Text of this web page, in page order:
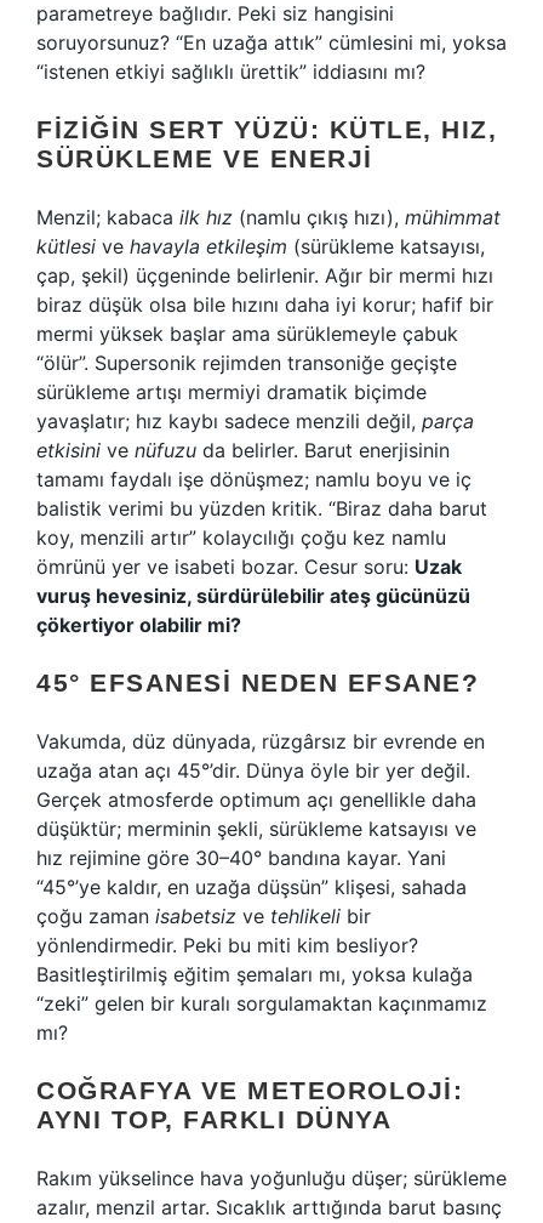
parametreye bağlıdır. Peki siz hangisini
soruyorsunuz? “En uzağa attık” cümlesini mi, yoksa
“istenen etkiyi sağlıklı ürettik” iddiasını mı?
FIZIĞIN SERT YÜZÜ: KÜTLE, HIZ,
SÜRÜKLEME VE ENERJI
Menzil; kabaca ilk hız (namlu çıkış hızı), mühimmat
kütlesi ve havayla etkileşim (sürükleme katsayısı,
çap, şekil) üçgeninde belirlenir. Ağır bir mermi hızı
biraz düşük olsa bile hızını daha iyi korur; hafif bir
mermi yüksek başlar ama sürüklemeyle çabuk
“ölür”. Supersonik rejimden transoniğe geçişte
sürükleme artışı mermiyi dramatik biçimde
yavaşlatır; hız kaybı sadece menzili değil, parça
etkisini ve nüfuzu da belirler. Barut enerjisinin
tamamı faydalı işe dönüşmez; namlu boyu ve iç
balistik verimi bu yüzden kritik. “Biraz daha barut
koy, menzili artır” kolaycılığı çoğu kez namlu
ömrünü yer ve isabeti bozar. Cesur soru: Uzak
vuruş hevesiniz, sürdürülebilir ateş gücünüzü
çökertiyor olabilir mi?
45° EFSANESI NEDEN EFSANE?
Vakumda, düz dünyada, rüzgârsız bir evrende en
uzağa atan açı 45°’dir. Dünya öyle bir yer değil.
Gerçek atmosferde optimum açı genellikle daha
düşüktür; merminin şekli, sürükleme katsayısı ve
hız rejimine göre 30–40° bandına kayar. Yani
“45°’ye kaldır, en uzağa düşsün” klişesi, sahada
çoğu zaman isabetsiz ve tehlikeli bir
yönlendirmedir. Peki bu miti kim besliyor?
Basitleştirilmiş eğitim şemaları mı, yoksa kulağa
“zeki” gelen bir kuralı sorgulamaktan kaçınmamız
mı?
COĞRAFYA VE METEOROLOJI:
AYNI TOP, FARKLI DÜNYA
Rakım yükselince hava yoğunluğu düşer; sürükleme
azalır, menzil artar. Sıcaklık arttığında barut basınç